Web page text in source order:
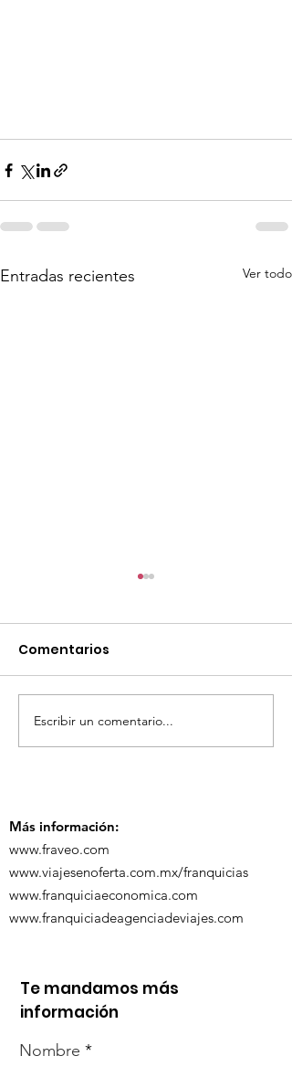
Entradas recientes Ver todo
TourTravelynByFraveo
participó en la
Comentarios
Escribir un comentario...
Más información:
www.fraveo.com
www.viajesenoferta.com.mx/franquicias
www.franquiciaeconomica.com
www.franquiciadeagenciadeviajes.com
Te mandamos más
información
Nombre